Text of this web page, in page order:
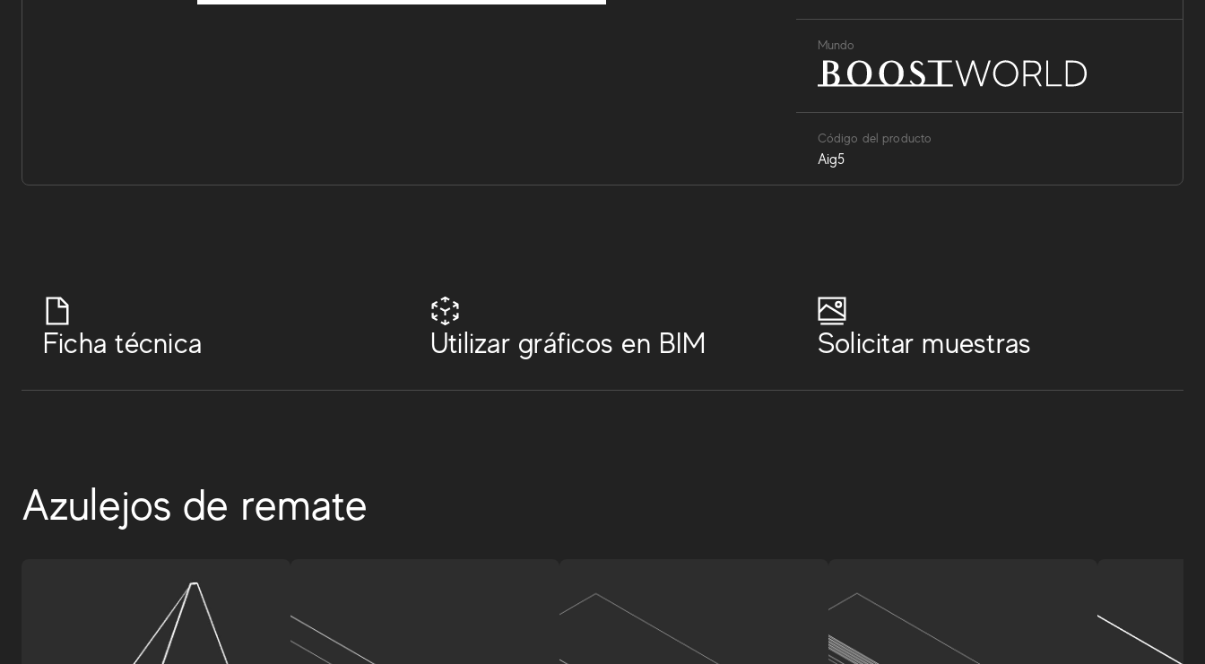
Mundo
Código del producto
Aig5
Ficha técnica Utilizar gráficos en BIM Solicitar muestras
Azulejos de remate